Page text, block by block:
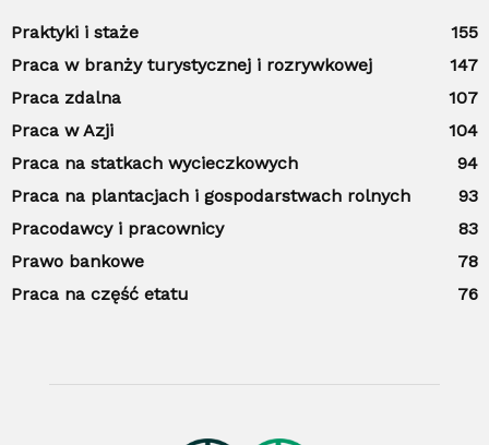
Praktyki i staże
155
Praca w branży turystycznej i rozrywkowej
147
Praca zdalna
107
Praca w Azji
104
Praca na statkach wycieczkowych
94
Praca na plantacjach i gospodarstwach rolnych
93
Pracodawcy i pracownicy
83
Prawo bankowe
78
Praca na część etatu
76